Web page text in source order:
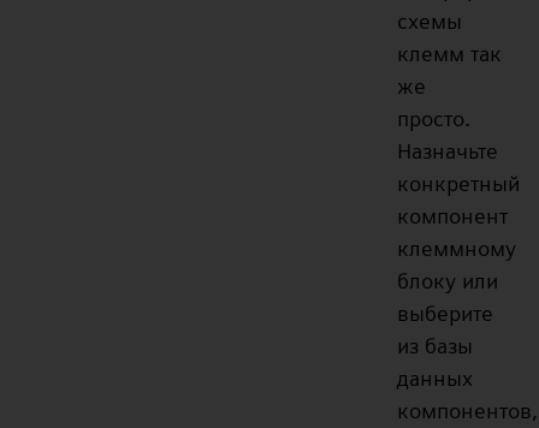
схемы
клемм так
же
просто.
Назначьте
конкретный
компонент
клеммному
блоку или
выберите
из базы
данных
компонентов,